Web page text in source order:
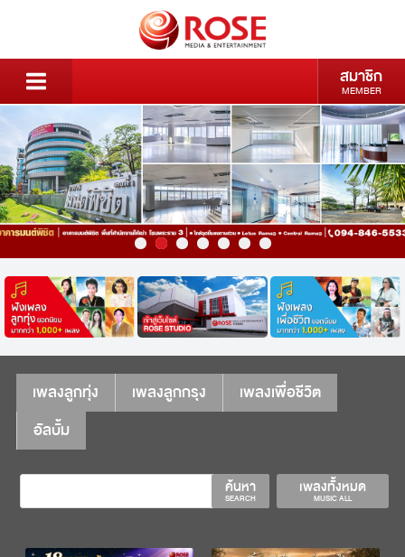
สมาชิก
MEMBER
เพลงลูกทุ่ง เพลงลูกกรุง
เพลงเพื่อชีวิต
อัลบั้ม
เพลงทั้งหมด
MUSIC ALL
ค้นหา
SEARCH